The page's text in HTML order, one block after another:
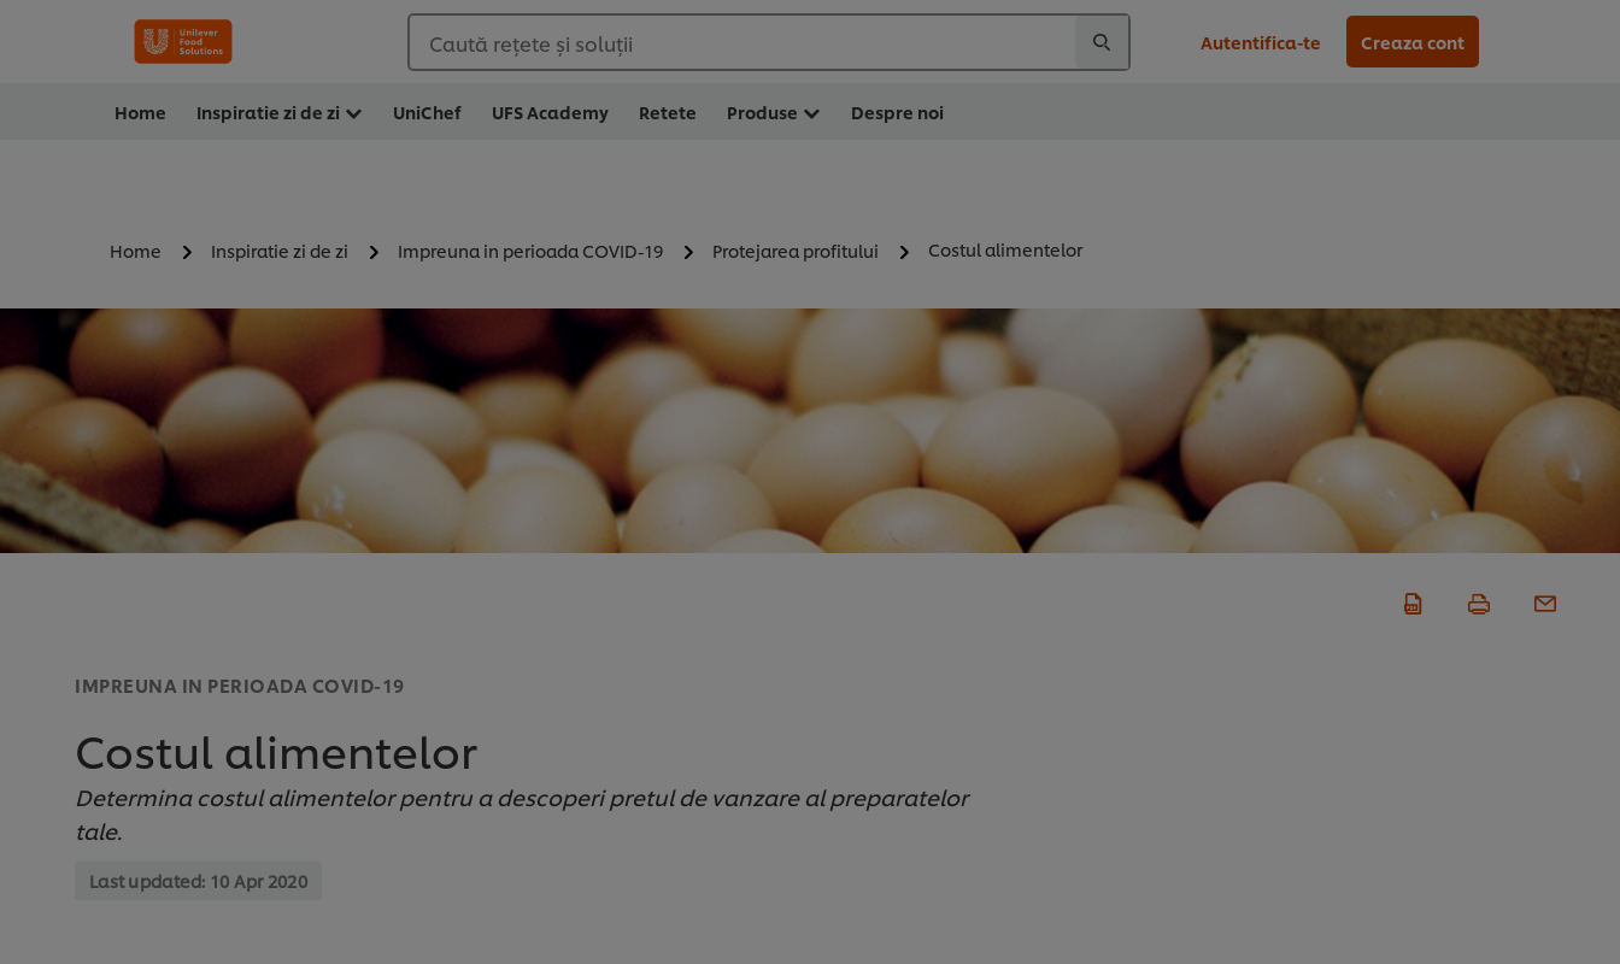
Caută rețete și soluții Autentifica-te Creaza cont
Home Inspiratie zi de zi UniChef UFS Academy Retete Produse Despre noi
Home Inspiratie zi de zi Impreuna in perioada COVID-19 Protejarea profitului Costul alimentelor
IMPREUNA IN PERIOADA COVID-19
Costul alimentelor
Determina costul alimentelor pentru a descoperi pretul de vanzare al preparatelor
tale.
Last updated: 10 Apr 2020